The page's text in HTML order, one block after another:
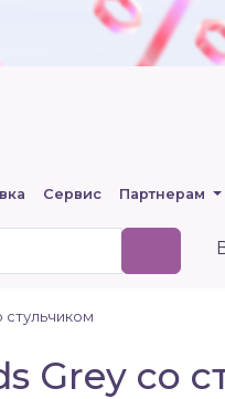
Сервис Партнерам
стульчиком
Grey со